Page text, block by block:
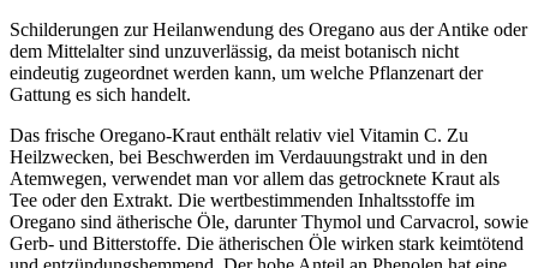
Schilderungen zur Heilanwendung des Oregano aus der Antike oder
dem Mittelalter sind unzuverlässig, da meist botanisch nicht
eindeutig zugeordnet werden kann, um welche Pflanzenart der
Gattung es sich handelt.
Das frische Oregano-Kraut enthält relativ viel Vitamin C. Zu
Heilzwecken, bei Beschwerden im Verdauungstrakt und in den
Atemwegen, verwendet man vor allem das getrocknete Kraut als
Tee oder den Extrakt. Die wertbestimmenden Inhaltsstoffe im
Oregano sind ätherische Öle, darunter Thymol und Carvacrol, sowie
Gerb- und Bitterstoffe. Die ätherischen Öle wirken stark keimtötend